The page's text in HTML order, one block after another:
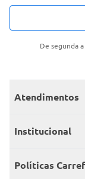
De segunda
Atendimentos
Meus pedidos
Institucional
Grupo Carrefour
Políticas